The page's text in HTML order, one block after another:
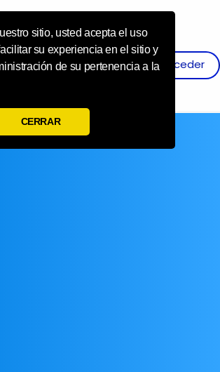
sitio, usted acepta el uso
su experiencia en el sitio y
de su pertenencia a la
CERRAR
Your
Registro Acceder